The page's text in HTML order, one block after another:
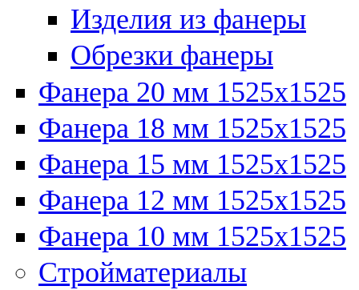
Изделия из фанеры
Обрезки фанеры
Фанера 20 мм 1525х1525
Фанера 18 мм 1525х1525
Фанера 15 мм 1525х1525
Фанера 12 мм 1525х1525
Фанера 10 мм 1525х1525
Стройматериалы